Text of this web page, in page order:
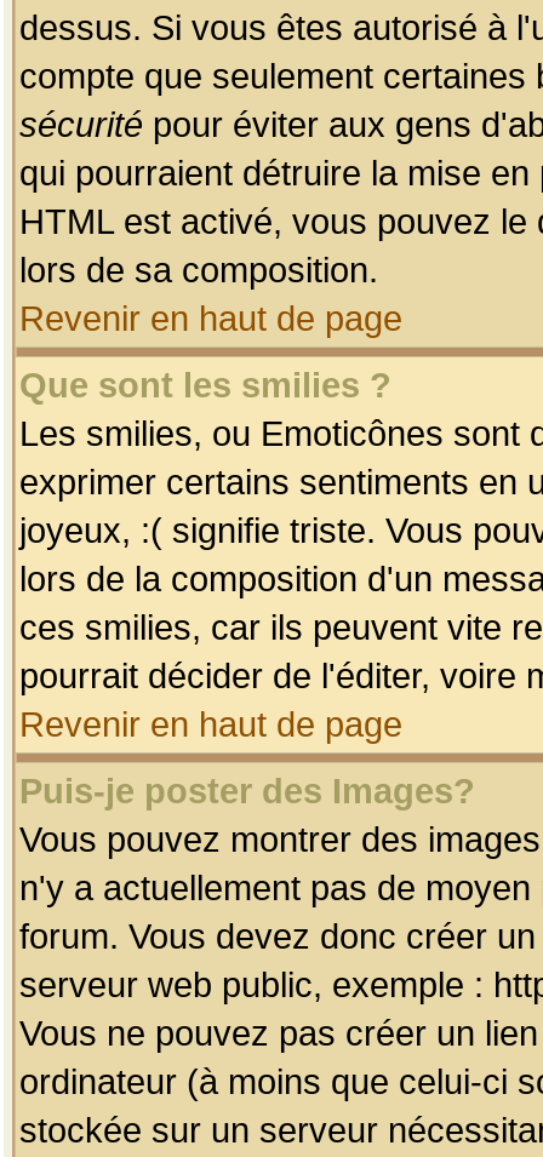
dessus. Si vous êtes autorisé à
compte que seulement
sécurité pour éviter aux gens
qui pourraient détruire la mise
HTML est activé, vous pouvez
lors de sa composition.
Revenir en haut de page
Que sont les smilies ?
Les smilies, ou Emoticônes sont
exprimer certains sentiments en
joyeux, :( signifie triste. Vous
lors de la composition d'un
ces smilies, car ils peuvent vite
pourrait décider de l'éditer, voire
Revenir en haut de page
Puis-je poster des Images?
Vous pouvez montrer des
n'y a actuellement pas de
forum. Vous devez donc créer
serveur web public, exemple :
Vous ne pouvez pas créer un
ordinateur (à moins que celui-ci
stockée sur un serveur